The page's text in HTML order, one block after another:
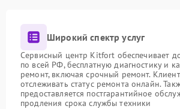
Широкий спектр услуг
Сервисный центр Kitfort обеспечивает
по всей РФ, бесплатную диагностику и
ремонт, включая срочный ремонт.
отслеживать статус ремонта онлайн.
предоставляется постгарантийное
продления срока службы техники